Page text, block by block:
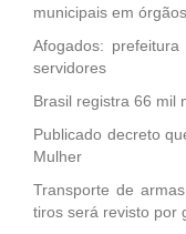
municipais em
Afogados:
servidores
Brasil registra 66 mil
Publicado decreto
Mulher
Transporte de
tiros será revisto por